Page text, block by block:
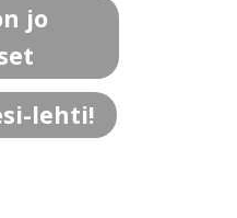
jo
lehti!